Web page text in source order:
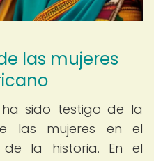
las mujeres
sido testigo de la
las mujeres en el
la historia. En el